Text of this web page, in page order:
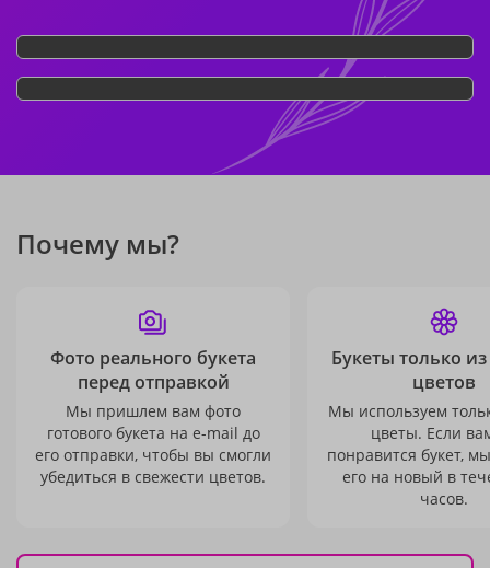
Почему мы?
Фото реального букета
перед отправкой
Мы пришлем вам фото
готового букета на e-mail до
его отправки, чтобы вы смогли
убедиться в свежести цветов.
Букеты только
цветов
Мы используем
цветы. Если
понравится букет,
его на новый в
часов.